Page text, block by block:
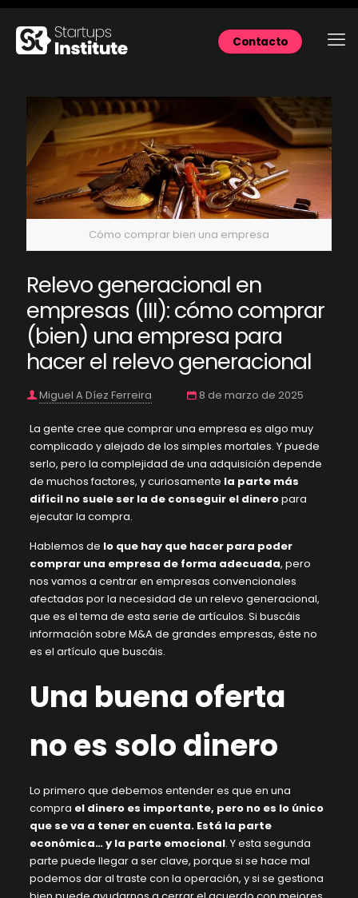
Contacto
Cómo comprar bien una empresa
Relevo generacional en
empresas (III): cómo comprar
(bien) una empresa para
hacer el relevo generacional
Miguel A Díez Ferreira 8 de marzo de 2025
La gente cree que comprar una empresa es algo muy
complicado y alejado de los simples mortales. Y puede
serlo, pero la complejidad de una adquisición depende
de muchos factores, y curiosamente la parte más
difícil no suele ser la de conseguir el dineropara
ejecutar la compra.
Hablemos de lo que hay que hacer para poder
comprar una empresa de forma adecuada, pero
nos vamos a centrar en empresas convencionales
afectadas por la necesidad de un relevo generacional,
que es el tema de esta serie de artículos. Si buscáis
información sobre M&Ade grandes empresas, éste no
es el artículo que buscáis.
Una buena oferta
no es solo dinero
Lo primero que debemos entender es que en una
compra el dinero es importante, pero no es lo único
que se va a tener en cuenta. Está la parte
económica… y la parte emocional. Y esta segunda
parte puede llegar a ser clave, porque si se hace mal
podemos dar al traste con la operación, y si se gestiona